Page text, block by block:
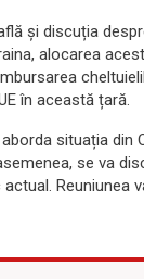
și discuția
alocarea
în această țară.
situația din
se va
Reuniunea